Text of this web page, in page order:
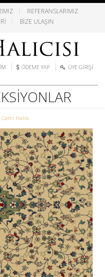
REFERANSLARIMIZ
BIZE ULAŞIN
ÖDEME YAP ÜYE GIRIŞI
Halısı